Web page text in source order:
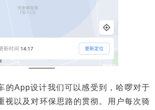
App设计我们可以感受到，哈啰对于
视以及对环保思路的贯彻。用户每次骑